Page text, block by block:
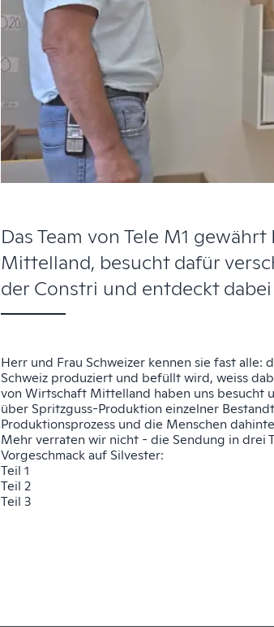
Das Team von Tele M1
Mittelland, besucht dafür
der Constri und entdeckt
Herr und Frau Schweizer kennen sie fast alle:
Schweiz produziert und befüllt wird, weiss
von Wirtschaft Mittelland haben uns besucht
über Spritzguss-Produktion einzelner
Produktionsprozess und die Menschen
Mehr verraten wir nicht - die Sendung in drei
Vorgeschmack auf Silvester:
Teil 1
Teil 2
Teil 3